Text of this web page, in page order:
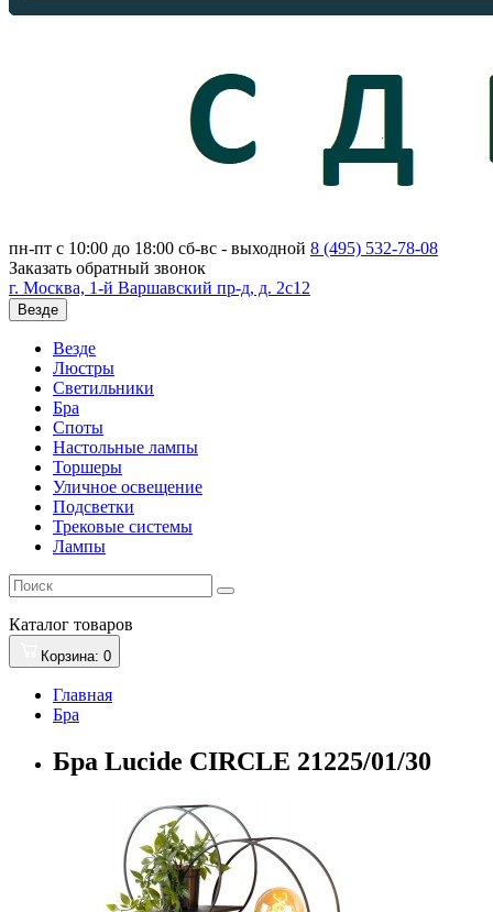
пн-пт с 10:00 до 18:00 сб-вс - выходной 8 (495) 532-78-08
Заказать обратный звонок
г. Москва, 1-й Варшавский пр-д, д. 2с12
Везде
Везде
Люстры
Светильники
Бра
Споты
Настольные лампы
Торшеры
Уличное освещение
Подсветки
Трековые системы
Лампы
Каталог товаров
Корзина: 0
Главная
Бра
Бра Lucide CIRCLE 21225/01/30